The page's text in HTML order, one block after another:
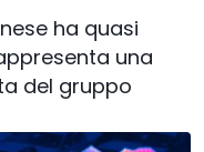
ha quasi
una
del gruppo